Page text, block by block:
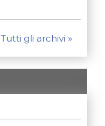
Tutti gli archivi »